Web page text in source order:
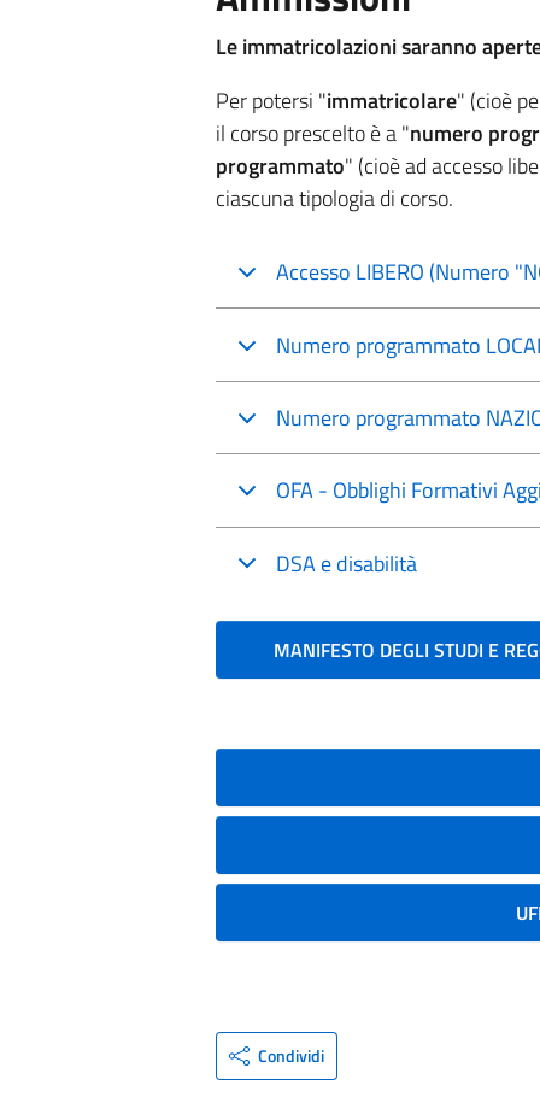
Le immatricolazioni saranno
Per potersi "immatricolare" (cioè
il corso prescelto è a "numero
programmato" (cioè ad accesso
ciascuna tipologia di corso.
Accesso LIBERO (Numero
Numero programmato
Numero programmato
OFA - Obblighi Formativi
DSA e disabilità
MANIFESTO DEGLI STUDI E
Condividi